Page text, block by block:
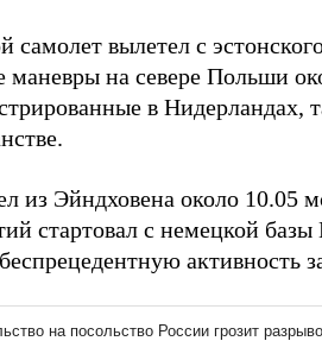
самолет вылетел с
маневры на севере Польши
в Нидерландах,
из Эйндховена около 10.05
стартовал с немецкой
активность